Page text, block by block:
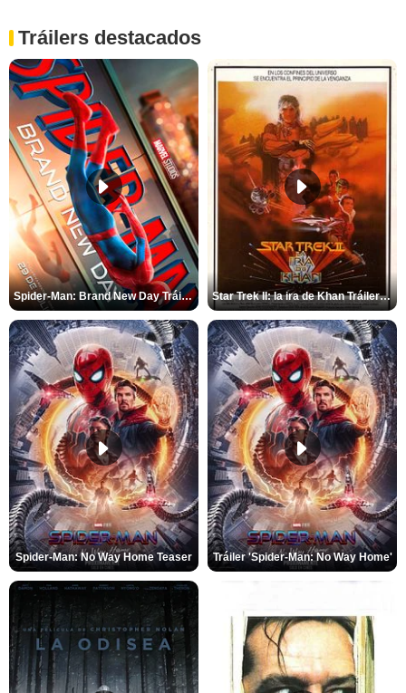
Tráilers destacados
Spider-Man: Brand New Day Tráiler (3) Star Trek II: la ira de Khan Tráiler VO
Spider-Man: No Way Home Teaser Tráiler 'Spider-Man: No Way Home'